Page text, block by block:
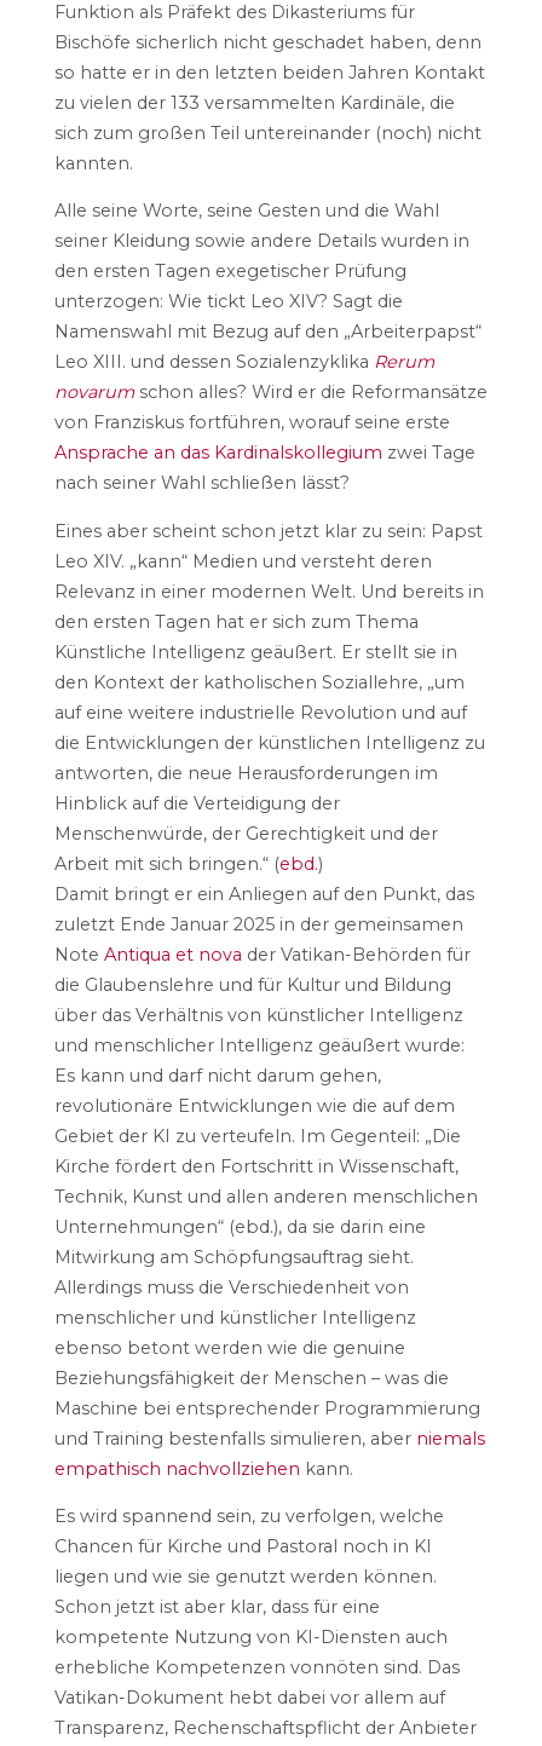
Funktion als Präfekt des Dikasteriums für
Bischöfe sicherlich nicht geschadet haben, denn
so hatte er in den letzten beiden Jahren Kontakt
zu vielen der 133 versammelten Kardinäle, die
sich zum großen Teil untereinander (noch) nicht
kannten.
Alle seine Worte, seine Gesten und die Wahl
seiner Kleidung sowie andere Details wurden in
den ersten Tagen exegetischer Prüfung
unterzogen: Wie tickt Leo XIV? Sagt die
Namenswahl mit Bezug auf den „Arbeiterpapst“
Leo XIII. und dessen Sozialenzyklika Rerum
novarumschon alles? Wird er die Reformansätze
von Franziskus fortführen, worauf seine erste
Ansprache an das Kardinalskollegium zwei Tage
nach seiner Wahl schließen lässt?
Eines aber scheint schon jetzt klar zu sein: Papst
Leo XIV. „kann“ Medien und versteht deren
Relevanz in einer modernen Welt. Und bereits in
den ersten Tagen hat er sich zum Thema
Künstliche Intelligenz geäußert. Er stellt sie in
den Kontext der katholischen Soziallehre, „um
auf eine weitere industrielle Revolution und auf
die Entwicklungen der künstlichen Intelligenz zu
antworten, die neue Herausforderungen im
Hinblick auf die Verteidigung der
Menschenwürde, der Gerechtigkeit und der
Arbeit mit sich bringen.“ (ebd.)
Damit bringt er ein Anliegen auf den Punkt, das
zuletzt Ende Januar 2025 in der gemeinsamen
Note Antiqua et nova der Vatikan-Behörden für
die Glaubenslehre und für Kultur und Bildung
über das Verhältnis von künstlicher Intelligenz
und menschlicher Intelligenz geäußert wurde:
Es kann und darf nicht darum gehen,
revolutionäre Entwicklungen wie die auf dem
Gebiet der KI zu verteufeln. Im Gegenteil: „Die
Kirche fördert den Fortschritt in Wissenschaft,
Technik, Kunst und allen anderen menschlichen
Unternehmungen“ (ebd.), da sie darin eine
Mitwirkung am Schöpfungsauftrag sieht.
Allerdings muss die Verschiedenheit von
menschlicher und künstlicher Intelligenz
ebenso betont werden wie die genuine
Beziehungsfähigkeit der Menschen – was die
Maschine bei entsprechender Programmierung
und Training bestenfalls simulieren, aber niemals
empathisch nachvollziehen kann.
Es wird spannend sein, zu verfolgen, welche
Chancen für Kirche und Pastoral noch in KI
liegen und wie sie genutzt werden können.
Schon jetzt ist aber klar, dass für eine
kompetente Nutzung von KI-Diensten auch
erhebliche Kompetenzen vonnöten sind. Das
Vatikan-Dokument hebt dabei vor allem auf
Transparenz, Rechenschaftspflicht der Anbieter